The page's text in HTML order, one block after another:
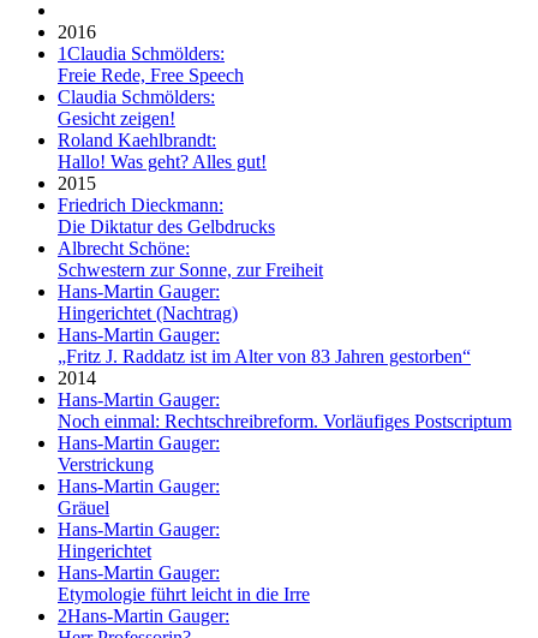
2016
1Claudia Schmölders:
Freie Rede, Free Speech
Claudia Schmölders:
Gesicht zeigen!
Roland Kaehlbrandt:
Hallo! Was geht? Alles gut!
2015
Friedrich Dieckmann:
Die Diktatur des Gelbdrucks
Albrecht Schöne:
Schwestern zur Sonne, zur Freiheit
Hans-Martin Gauger:
Hingerichtet (Nachtrag)
Hans-Martin Gauger:
„Fritz J. Raddatz ist im Alter von 83 Jahren gestorben“
2014
Hans-Martin Gauger:
Noch einmal: Rechtschreibreform. Vorläufiges Postscriptum
Hans-Martin Gauger:
Verstrickung
Hans-Martin Gauger:
Gräuel
Hans-Martin Gauger:
Hingerichtet
Hans-Martin Gauger:
Etymologie führt leicht in die Irre
2Hans-Martin Gauger: